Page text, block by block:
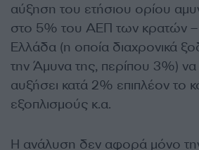
αύξηση του ετήσιου ορίου
στο 5% του ΑΕΠ των κρατών –
Ελλάδα (η οποία διαχρονικά
την Άμυνα της, περίπου 3%) να
αυξήσει κατά 2% επιπλέον το
εξοπλισμούς κ.α.
Η ανάλυση δεν αφορά μόνο